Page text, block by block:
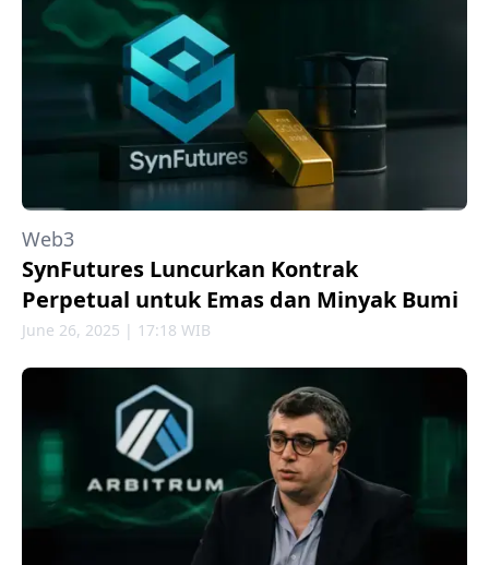
Web3
SynFutures Luncurkan Kontrak
Perpetual untuk Emas dan Minyak Bumi
June 26, 2025 | 17:18 WIB